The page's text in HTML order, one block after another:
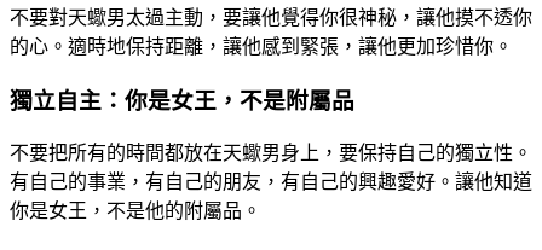
不要對天蠍男太過主動，要讓他覺得你很神秘，讓他摸不透你
的心。適時地保持距離，讓他感到緊張，讓他更加珍惜你。
獨立自主：你是女王，不是附屬品
不要把所有的時間都放在天蠍男身上，要保持自己的獨立性。
有自己的事業，有自己的朋友，有自己的興趣愛好。讓他知道
你是女王，不是他的附屬品。